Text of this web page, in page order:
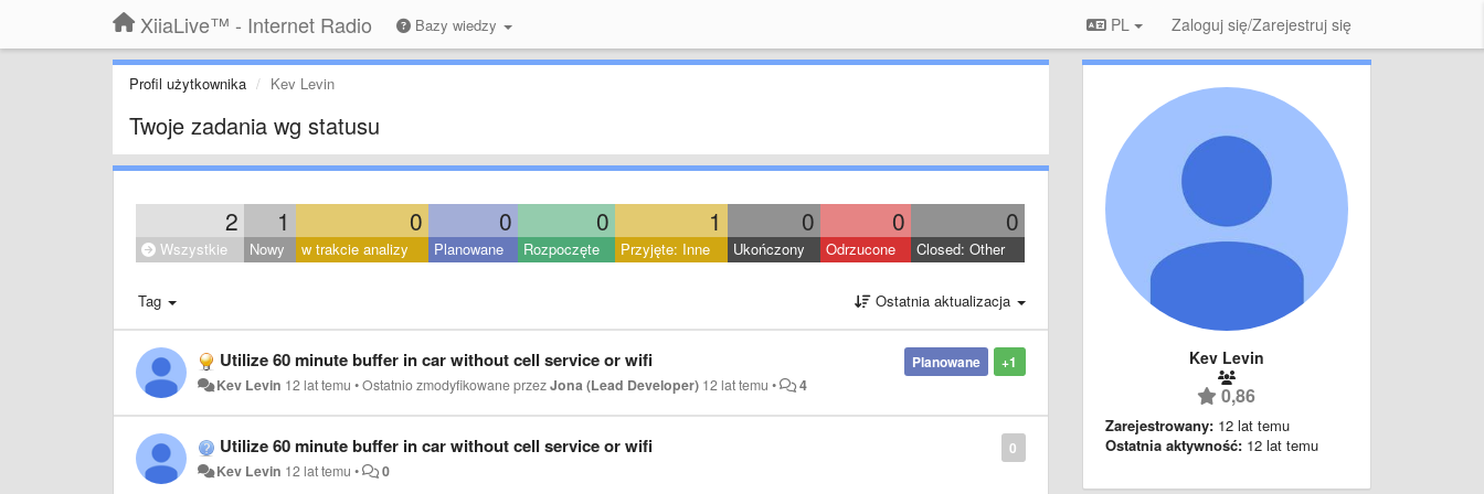
XiiaLive™ - Internet Radio Bazy wiedzy PL Zaloguj się/Zarejestruj się
Profil użytkownika Kev Levin
Twoje zadania wg statusu
2 1 0 0 0 1 0 0 0
Wszystkie Nowy w trakcie analizy Planowane Rozpoczęte Przyjęte: Inne Ukończony Odrzucone Closed: Other
Tag Ostatnia aktualizacja
+1
Planowane
Utilize 60 minute buffer in car without cell service or wifi
Kev Levin 12 lat temu •Ostatnio zmodyfikowane przezJona (Lead Developer) 12 lat temu • 4
0
Utilize 60 minute buffer in car without cell service or wifi
Kev Levin 12 lat temu • 0
Kev Levin
0,86
Zarejestrowany: 12 lat temu
Ostatnia aktywność: 12 lat temu